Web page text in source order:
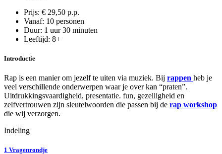
Prijs: € 29,50 p.p.
Vanaf: 10 personen
Duur: 1 uur 30 minuten
Leeftijd: 8+
Introductie
Rap is een manier om jezelf te uiten via muziek. Bij rappen heb je
veel verschillende onderwerpen waar je over kan “praten”.
Uitdrukkingsvaardigheid, presentatie. fun, gezelligheid en
zelfvertrouwen zijn sleutelwoorden die passen bij de rap workshop
die wij verzorgen.
Indeling
1 Vragenrondje